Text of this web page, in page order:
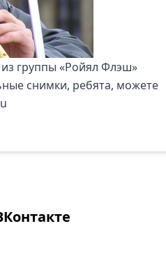
группы «Ройял Флэш»
снимки, ребята, можете